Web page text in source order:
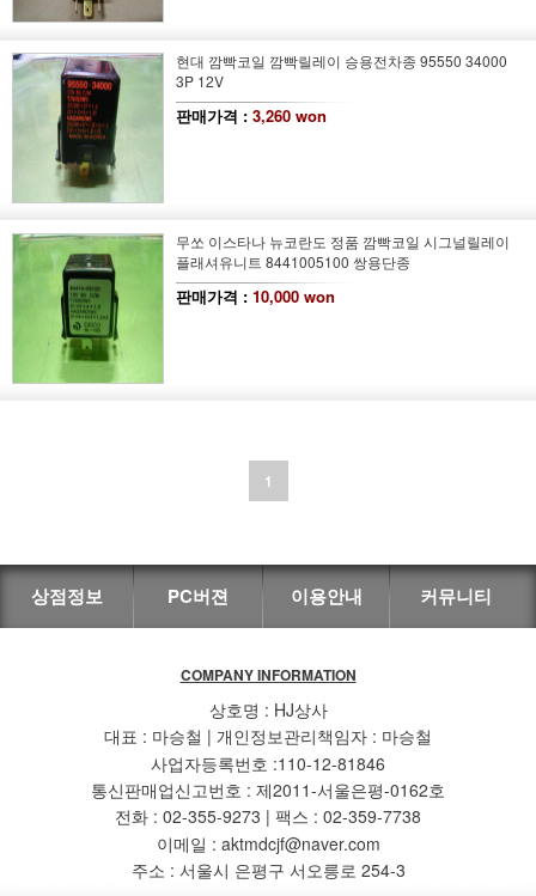
현대 깜빡코일 깜빡릴레이 승용전차종 95550 34000
3P 12V
판매가격 : 3,260 won
무쏘 이스타나 뉴코란도 정품 깜빡코일 시그널릴레이
플래셔유니트 8441005100 쌍용단종
판매가격 : 10,000 won
1
상점정보 PC버젼 이용안내 커뮤니티
COMPANY INFORMATION
상호명 : HJ상사
대표 : 마승철 | 개인정보관리책임자 : 마승철
사업자등록번호 :110-12-81846
통신판매업신고번호 : 제2011-서울은평-0162호
전화 : 02-355-9273 | 팩스 : 02-359-7738
이메일 : aktmdcjf@naver.com
주소 : 서울시 은평구 서오릉로 254-3